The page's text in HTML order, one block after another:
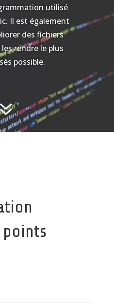
utilisé
Il est également
des fichiers
rendre le plus
possible.